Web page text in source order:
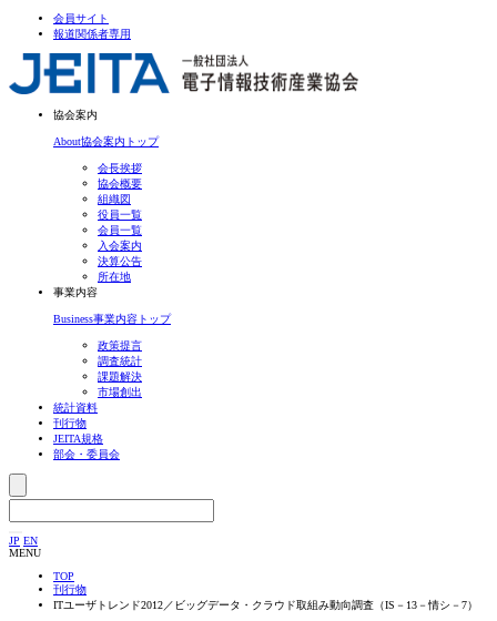
会員サイト
報道関係者専用
協会案内
About協会案内トップ
会長挨拶
協会概要
組織図
役員一覧
会員一覧
入会案内
決算公告
所在地
事業内容
Business事業内容トップ
政策提言
調査統計
課題解決
市場創出
統計資料
刊行物
JEITA規格
部会・委員会
JP EN
MENU
TOP
刊行物
ITユーザトレンド2012／ビッグデータ・クラウド取組み動向調査（IS－13－情シ－7）